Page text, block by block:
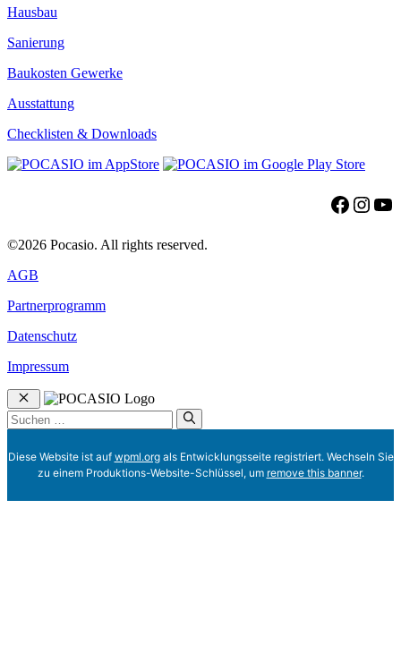
Hausbau
Sanierung
Baukosten Gewerke
Ausstattung
Checklisten & Downloads
©2026 Pocasio. All rights reserved.
AGB
Partnerprogramm
Datenschutz
Impressum
Schließen
Suchen
nach:
Diese Website ist auf wpml.orgals Entwicklungsseite registriert. Wechseln Sie
zu einem Produktions-Website-Schlüssel, um remove this banner.